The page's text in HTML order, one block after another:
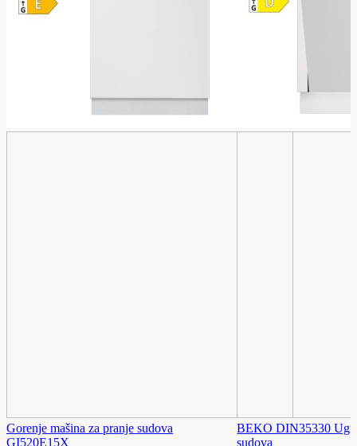
Gorenje mašina za pranje sudova
GI520E15X
BEKO DIN35330
sudova